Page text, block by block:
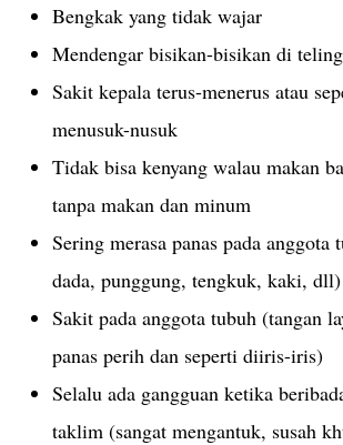
Bengkak yang tidak wajar
Mendengar bisikan-bisikan di
Sakit kepala terus-menerus atau
menusuk-nusuk
Tidak bisa kenyang walau makan
tanpa makan dan minum
Sering merasa panas pada anggota
dada, punggung, tengkuk, kaki, dll)
Sakit pada anggota tubuh (tangan
panas perih dan seperti diiris-iris)
Selalu ada gangguan ketika
taklim (sangat mengantuk, susah